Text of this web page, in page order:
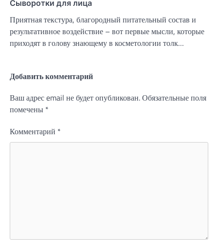
Сыворотки для лица
Приятная текстура, благородный питательный состав и
результативное воздействие – вот первые мысли, которые
приходят в голову знающему в косметологии толк…
Добавить комментарий
Ваш адрес email не будет опубликован.Обязательные поля
помечены *
Комментарий *